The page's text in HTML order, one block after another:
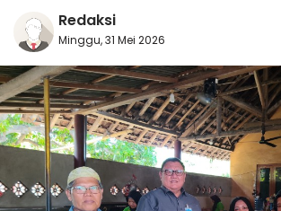
Redaksi
Minggu, 31 Mei 2026